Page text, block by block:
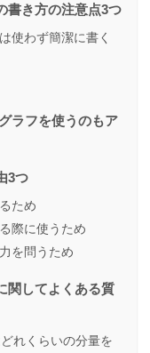
書き方の注意点3つ
使わず簡潔に書く
ラフを使うのもア
3つ
ため
際に使うため
を問うため
関してよくある質
れくらいの分量を